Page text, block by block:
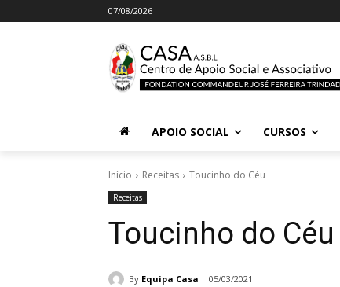
07/08/2026
APOIO SOCIAL CURSOS
Início Receitas Toucinho do Céu
Receitas
Toucinho do Céu
By Equipa Casa 05/03/2021